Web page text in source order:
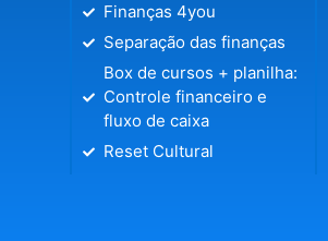
Finanças 4you
Separação das finanças
Box de cursos + planilha:
Controle financeiro e
fluxo de caixa
Reset Cultural